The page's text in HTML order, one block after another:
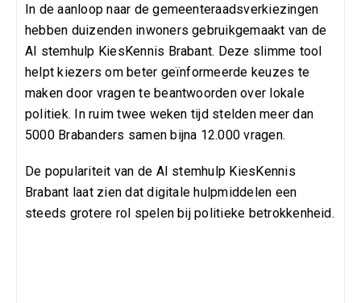
In de aanloop naar de gemeenteraadsverkiezingen
hebben duizenden inwoners gebruikgemaakt van de
AI stemhulp KiesKennis Brabant. Deze slimme tool
helpt kiezers om beter geïnformeerde keuzes te
maken door vragen te beantwoorden over lokale
politiek. In ruim twee weken tijd stelden meer dan
5000 Brabanders samen bijna 12.000 vragen.
De populariteit van de AI stemhulp KiesKennis
Brabant laat zien dat digitale hulpmiddelen een
steeds grotere rol spelen bij politieke betrokkenheid.